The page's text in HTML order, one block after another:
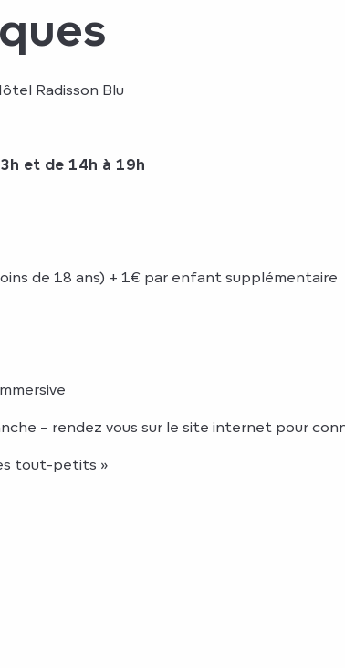
Radisson Blu
et de 14h à 19h
de 18 ans) + 1€ par enfant supplémentaire
– rendez vous sur le site internet pour
tout-petits »